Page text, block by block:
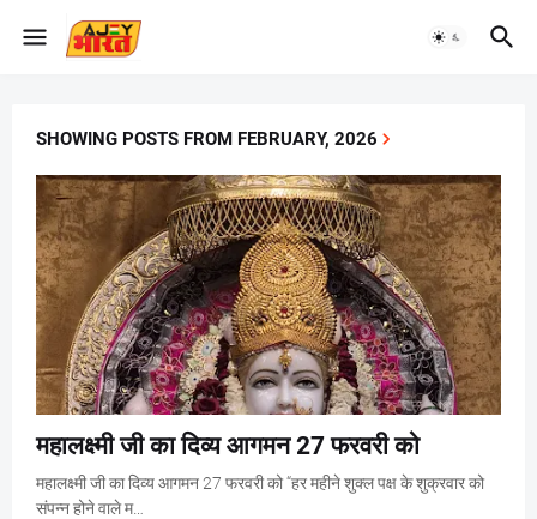
SHOWING POSTS FROM FEBRUARY, 2026
महालक्ष्मी जी का दिव्य आगमन 27 फरवरी को
महालक्ष्मी जी का दिव्य आगमन 27 फरवरी को “हर महीने शुक्ल पक्ष के शुक्रवार को
संपन्न होने वाले म…